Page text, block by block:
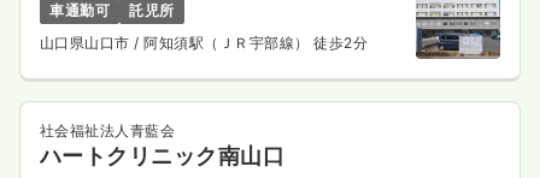
車通勤可
託児所
山口県山口市 / 阿知須駅（ＪＲ宇部線） 徒歩2分
社会福祉法人青藍会
ハートクリニック南山口